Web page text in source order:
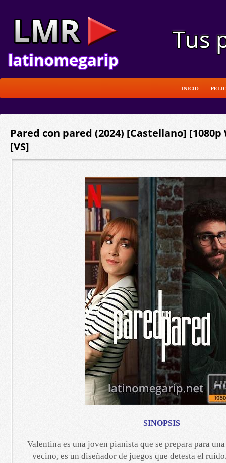
INICIO
Pared con pared (2024) [Castellano] [1080p
[VS]
SINOPSIS
Valentina es una joven pianista que se prepara para
vecino, es un diseñador de juegos que detesta el